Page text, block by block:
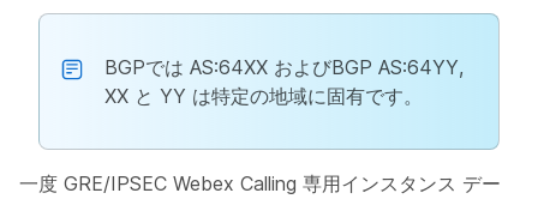
BGPでは AS:64XX およびBGP AS:64YY,
XX と YY は特定の地域に固有です。
一度 GRE/IPSEC Webex Calling 専用インスタンス デー